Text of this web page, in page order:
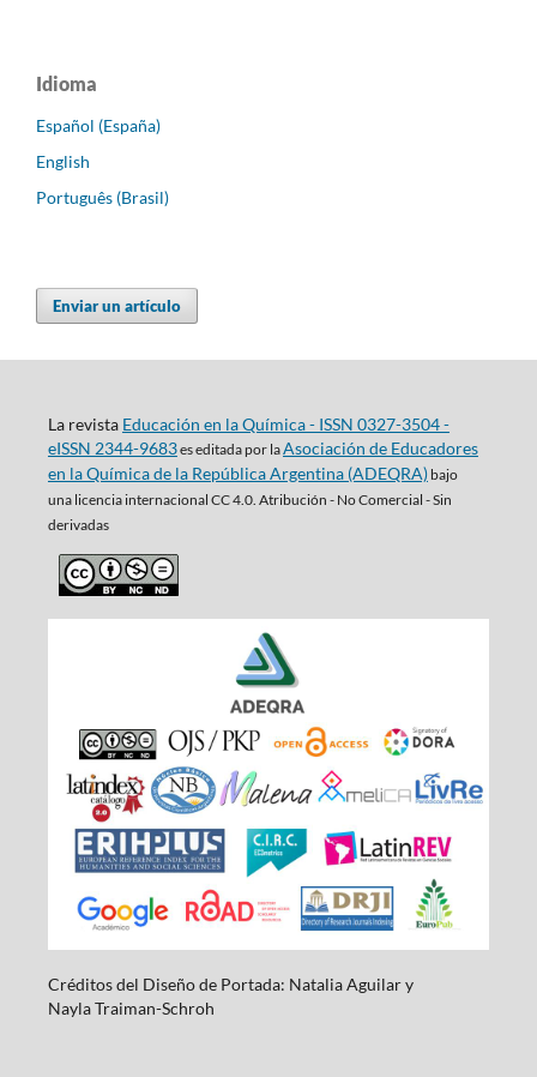
Idioma
Español (España)
English
Português (Brasil)
Enviar un artículo
La revista Educación en la Química - ISSN 0327-3504 -
eISSN 2344-9683es editada por laAsociación de Educadores
en la Química de la República Argentina (ADEQRA)bajo
una licencia internacional CC 4.0. Atribución - No Comercial - Sin
derivadas
Créditos del Diseño de Portada: Natalia Aguilar y
NaylaTraiman-Schroh